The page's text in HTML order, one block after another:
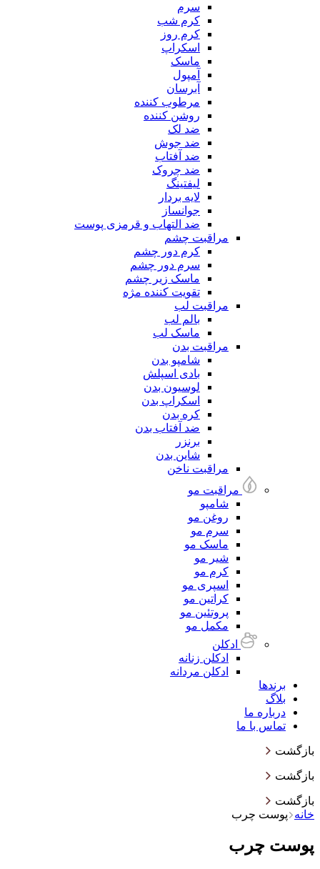
سرم
کرم شب
کرم روز
اسکراپ
ماسک
آمپول
آبرسان
مرطوب کننده
روشن کننده
ضد لک
ضد جوش
ضد آفتاب
ضد چروک
لیفتینگ
لایه بردار
جوانساز
ضد التهاب و قرمزی پوست
مراقبت چشم
کرم دور چشم
سرم دور چشم
ماسک زیر چشم
تقویت کننده مژه
مراقبت لب
بالم لب
ماسک لب
مراقبت بدن
شامپو بدن
بادی اسپلش
لوسیون بدن
اسکراپ بدن
کره بدن
ضد آفتاب بدن
برنزر
شاین بدن
مراقبت ناخن
مراقبت مو
شامپو
روغن مو
سرم مو
ماسک مو
شیر مو
کرم مو
اسپری مو
کراتین مو
پروتئین مو
مکمل مو
ادکلن
ادکلن زنانه
ادکلن مردانه
برندها
بلاگ
درباره ما
تماس با ما
بازگشت
بازگشت
بازگشت
خانه
پوست چرب
پوست چرب